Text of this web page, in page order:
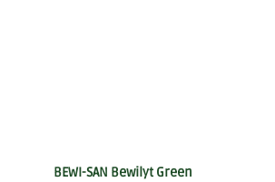
BEWI-SAN Bewilyt Green